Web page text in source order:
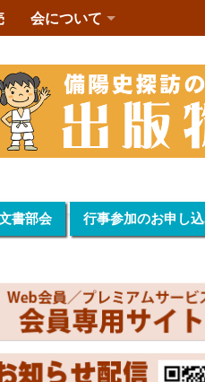
会について
書部会 行事参加のお申し